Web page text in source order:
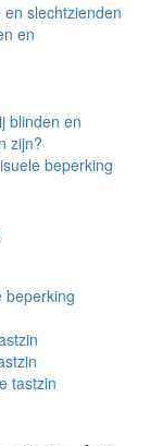
slechtzienden
en
blinden en
zijn?
beperking
beperking
tastzin